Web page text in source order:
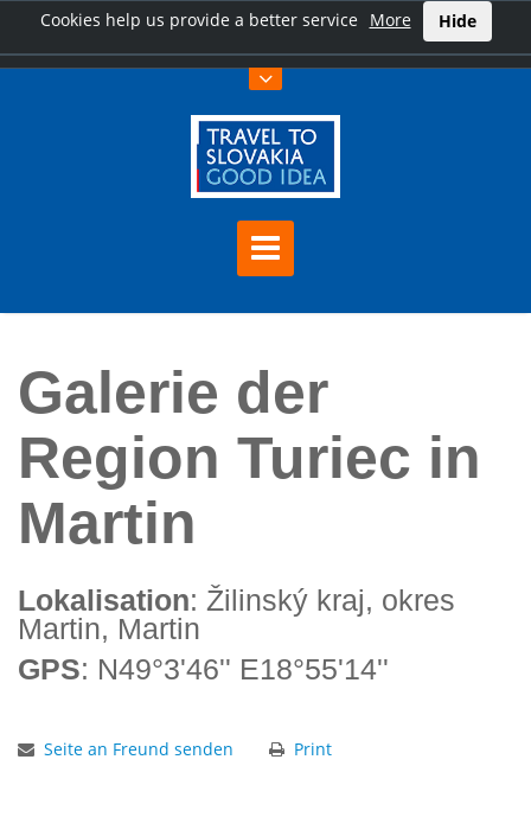
Cookies help us provide a better service More Hide
Galerie der Region Turiec in Martin
Galerie der
Region Turiec in
Martin
Lokalisation: Žilinský kraj, okres
Martin, Martin
GPS: N49°3'46'' E18°55'14''
Seite an Freund senden Print